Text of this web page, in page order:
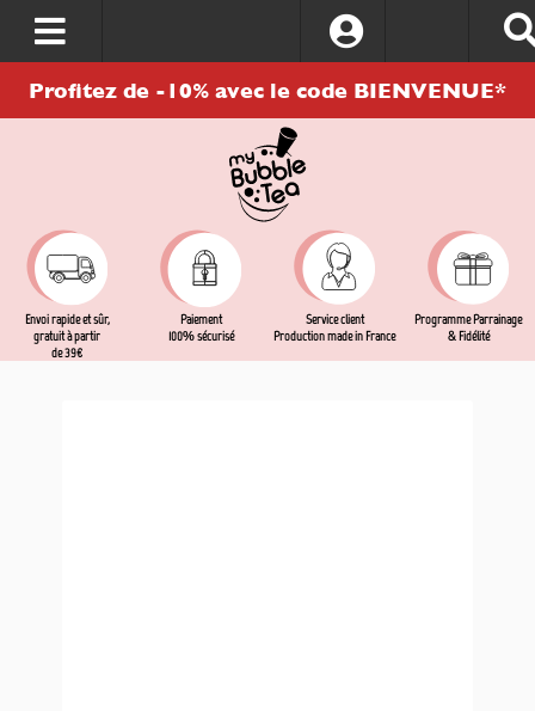
Profitez de -10% avec le code BIENVENUE*
Envoi rapide et sûr,
gratuit à partir
de 39€
Paiement
100% sécurisé
Service client
Production made in France
Programme Parrainage
& Fidélité
S’identifier